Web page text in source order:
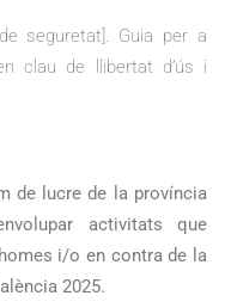
seguretat]. Guia per a
clau de llibertat d’ús i
de lucre de la província
activitats que
i/o en contra de la
2025.